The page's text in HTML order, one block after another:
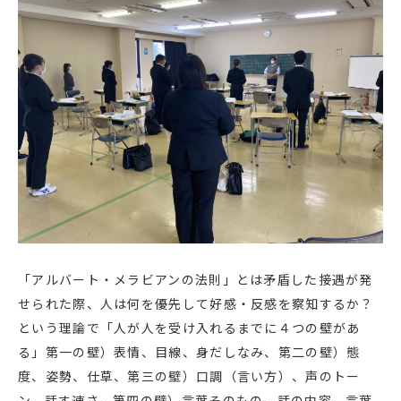
「アルバート・メラビアンの法則」とは矛盾した接遇が発
せられた際、人は何を優先して好感・反感を察知するか？
という理論で「人が人を受け入れるまでに４つの壁があ
る」第一の壁）表情、目線、身だしなみ、第二の壁）態
度、姿勢、仕草、第三の壁）口調（言い方）、声のトー